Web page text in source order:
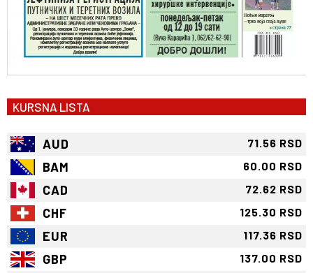
KURSNA LISTA
AUD 71.56 RSD
BAM 60.00 RSD
CAD 72.62 RSD
CHF 125.30 RSD
EUR 117.36 RSD
GBP 137.00 RSD